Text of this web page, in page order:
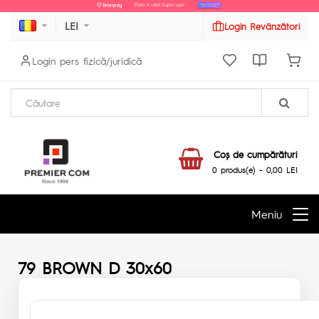
LEI Login Revânzători
Login pers fizică/juridică
Coş de cumpărături
0 produs(e) - 0,00 LEI
Meniu
79 BROWN D 30x60